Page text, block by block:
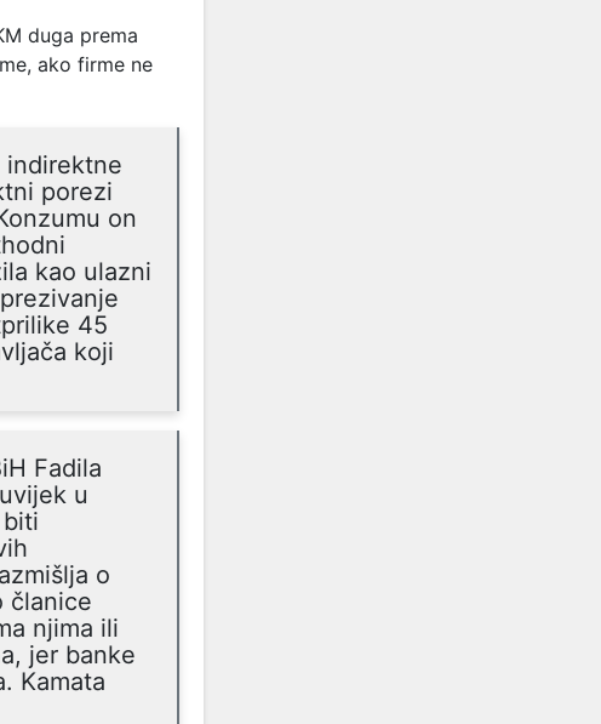
duga prema
ako firme ne
indirektne
porezi
on
kao ulazni
45
koji
Fadila
u
o
članice
njima ili
jer banke
Kamata